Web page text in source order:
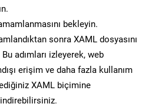
bekleyin.
sonra XAML dosyasını
adımları izleyerek, web
erişim ve daha fazla kullanım
XAML biçimine